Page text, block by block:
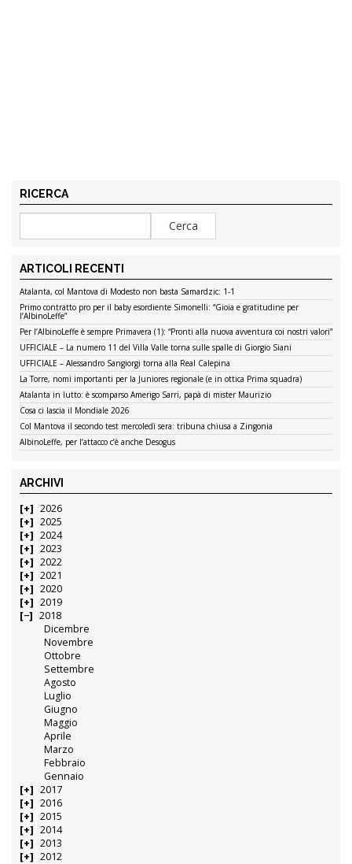
RICERCA
ARTICOLI RECENTI
Atalanta, col Mantova di Modesto non basta Samardzic: 1-1
Primo contratto pro per il baby esordiente Simonelli: “Gioia e gratitudine per
l’AlbinoLeffe”
Per l’AlbinoLeffe è sempre Primavera (1): “Pronti alla nuova avventura coi nostri valori”
UFFICIALE – La numero 11 del Villa Valle torna sulle spalle di Giorgio Siani
UFFICIALE – Alessandro Sangiorgi torna alla Real Calepina
La Torre, nomi importanti per la Juniores regionale (e in ottica Prima squadra)
Atalanta in lutto: è scomparso Amerigo Sarri, papà di mister Maurizio
Cosa ci lascia il Mondiale 2026
Col Mantova il secondo test mercoledì sera: tribuna chiusa a Zingonia
AlbinoLeffe, per l’attacco c’è anche Desogus
ARCHIVI
2026
2025
2024
2023
2022
2021
2020
2019
2018
Dicembre
Novembre
Ottobre
Settembre
Agosto
Luglio
Giugno
Maggio
Aprile
Marzo
Febbraio
Gennaio
2017
2016
2015
2014
2013
2012